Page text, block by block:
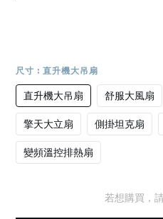
尺寸 : 直升機大吊扇
直升機大吊扇 舒服大風扇
擎天大立扇 側掛坦克扇
變頻溫控排熱扇
若想購買，